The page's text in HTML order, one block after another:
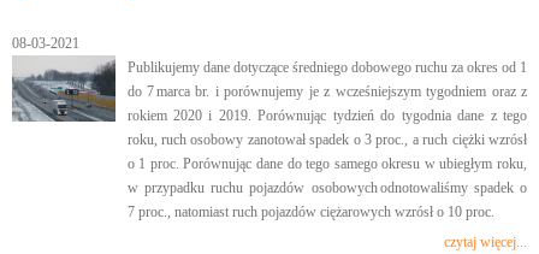
08-03-2021
Publikujemy dane dotyczące średniego dobowego ruchu za okres od 1
do 7 marca br. i porównujemy je z wcześniejszym tygodniem oraz z
rokiem 2020 i 2019. Porównując tydzień do tygodnia dane z tego
roku, ruch osobowy zanotował spadek o 3 proc., a ruch ciężki wzrósł
o 1 proc. Porównując dane do tego samego okresu w ubiegłym roku,
w przypadku ruchu pojazdów osobowych odnotowaliśmy spadek o
7 proc., natomiast ruch pojazdów ciężarowych wzrósł o 10 proc.
czytaj więcej...